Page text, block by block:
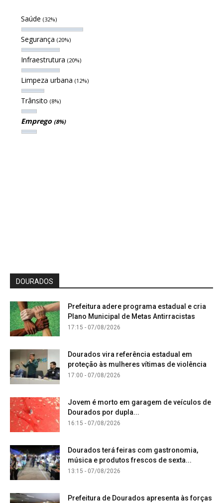
Saúde (32%)
Segurança (20%)
Infraestrutura (20%)
Limpeza urbana (12%)
Trânsito (8%)
Emprego (8%)
DOURADOS
Prefeitura adere programa estadual e cria
Plano Municipal de Metas Antirracistas
17:15 - 07/08/2026
Dourados vira referência estadual em
proteção às mulheres vítimas de violência
17:00 - 07/08/2026
Jovem é morto em garagem de veículos de
Dourados por dupla...
16:15 - 07/08/2026
Dourados terá feiras com gastronomia,
música e produtos frescos de sexta...
13:15 - 07/08/2026
Prefeitura de Dourados apresenta às forças